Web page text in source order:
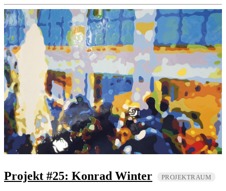
Projekt #25: Konrad Winter PROJEKTRAUM